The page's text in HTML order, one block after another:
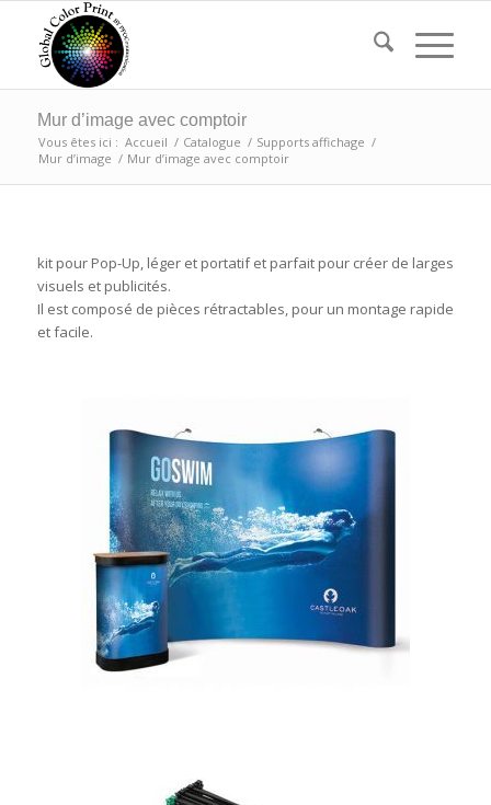
Mur d’image avec comptoir
Vous êtes ici : Accueil / Catalogue / Supports affichage /
Mur d’image / Mur d’image avec comptoir
kit pour Pop-Up, léger et portatif et parfait pour créer de larges
visuels et publicités.
Il est composé de pièces rétractables, pour un montage rapide
et facile.